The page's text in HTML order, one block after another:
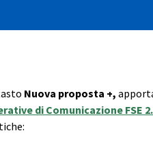
Nuova proposta +,
di Comunicazione FSE